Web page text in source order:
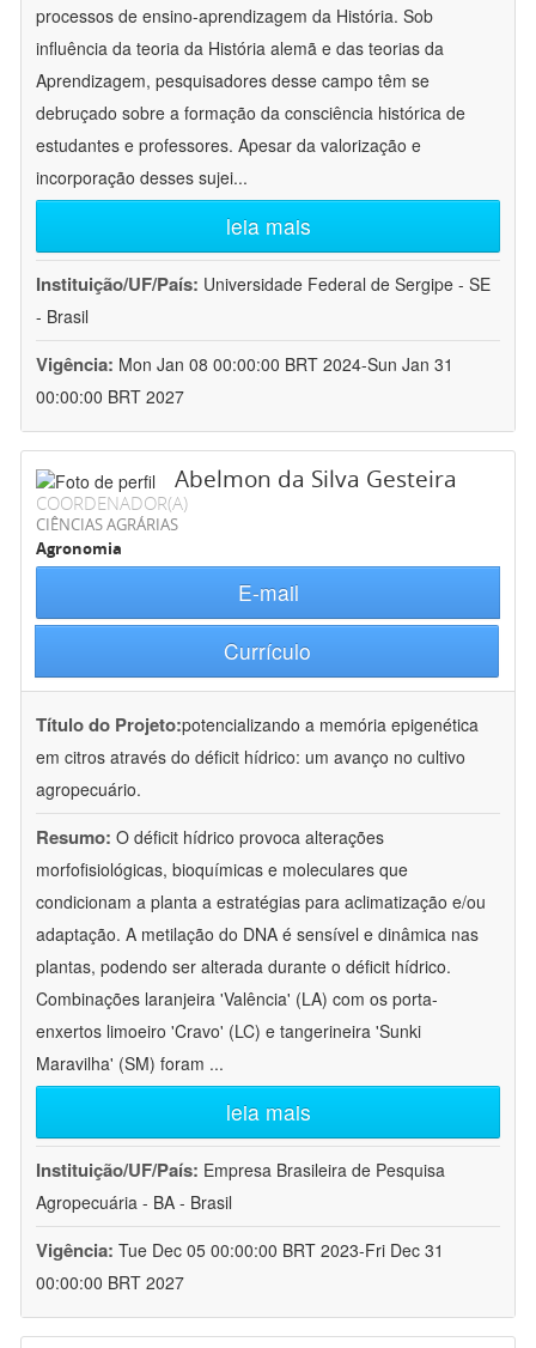
processos de ensino-aprendizagem da História. Sob
influência da teoria da História alemã e das teorias da
Aprendizagem, pesquisadores desse campo têm se
debruçado sobre a formação da consciência histórica de
estudantes e professores. Apesar da valorização e
incorporação desses sujei...
leia mais
Instituição/UF/País: Universidade Federal de Sergipe - SE
- Brasil
Vigência: Mon Jan 08 00:00:00 BRT 2024-Sun Jan 31
00:00:00 BRT 2027
Abelmon da Silva Gesteira
COORDENADOR(A)
CIÊNCIAS AGRÁRIAS
Agronomia
E-mail
Currículo
Título do Projeto:potencializando a memória epigenética
em citros através do déficit hídrico: um avanço no cultivo
agropecuário.
Resumo: O déficit hídrico provoca alterações
morfofisiológicas, bioquímicas e moleculares que
condicionam a planta a estratégias para aclimatização e/ou
adaptação. A metilação do DNA é sensível e dinâmica nas
plantas, podendo ser alterada durante o déficit hídrico.
Combinações laranjeira 'Valência' (LA) com os porta-
enxertos limoeiro 'Cravo' (LC) e tangerineira 'Sunki
Maravilha' (SM) foram ...
leia mais
Instituição/UF/País: Empresa Brasileira de Pesquisa
Agropecuária - BA - Brasil
Vigência: Tue Dec 05 00:00:00 BRT 2023-Fri Dec 31
00:00:00 BRT 2027